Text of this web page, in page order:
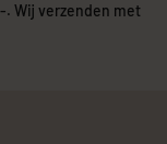
. Wij verzenden met